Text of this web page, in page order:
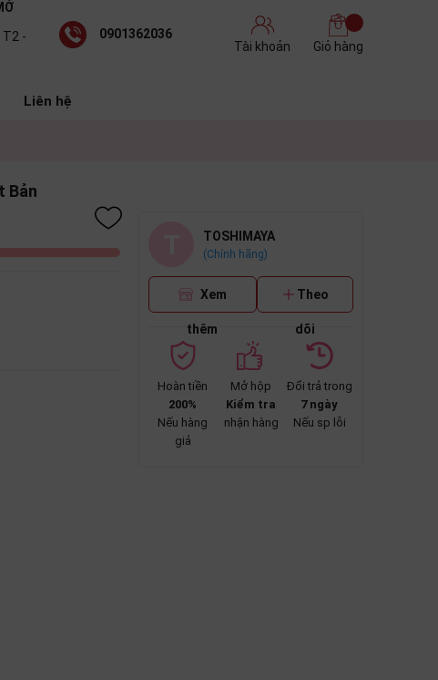
T2 -
0901362036
Tài khoản
Giỏ hàng
Liên hệ
Bản
TOSHIMAYA
(Chính hãng)
Xem
thêm
Theo
dõi
Hoàn tiền
200%
Nếu hàng
giả
Mở hộp
Kiểm tra
nhận hàng
Đổi trả trong
7 ngày
Nếu sp lỗi